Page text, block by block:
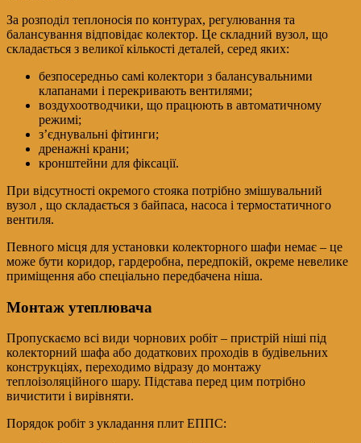
За розподіл теплоносія по контурах, регулювання та
балансування відповідає колектор. Це складний вузол, що
складається з великої кількості деталей, серед яких:
безпосередньо самі колектори з балансувальними
клапанами і перекривають вентилями;
воздухоотводчики, що працюють в автоматичному
режимі;
з’єднувальні фітинги;
дренажні крани;
кронштейни для фіксації.
При відсутності окремого стояка потрібно змішувальний
вузол , що складається з байпаса, насоса і термостатичного
вентиля.
Певного місця для установки колекторного шафи немає – це
може бути коридор, гардеробна, передпокій, окреме невелике
приміщення або спеціально передбачена ніша.
Монтаж утеплювача
Пропускаємо всі види чорнових робіт – пристрій ніші під
колекторний шафа або додаткових проходів в будівельних
конструкціях, переходимо відразу до монтажу
теплоізоляційного шару. Підстава перед цим потрібно
вичистити і вирівняти.
Порядок робіт з укладання плит ЕППС: